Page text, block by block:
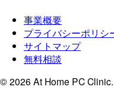
事業概要
プライバシーポリシ
サイトマップ
無料相談
© 2026 At Home PC